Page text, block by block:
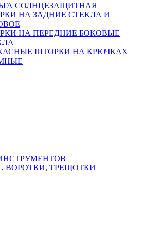
СОЛНЦЕЗАЩИТНАЯ
НА ЗАДНИЕ СТЕКЛА И
НА ПЕРЕДНИЕ БОКОВЫЕ
ШТОРКИ НА КРЮЧКАХ
ВОРОТКИ, ТРЕЩОТКИ